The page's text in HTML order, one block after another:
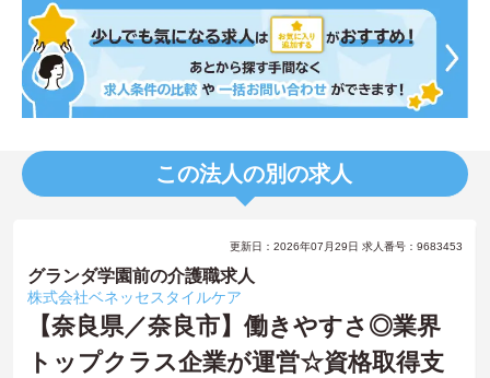
この法人の別の求人
更新日：2026年07月29日 求人番号：9683453
グランダ学園前の介護職求人
株式会社ベネッセスタイルケア
【奈良県／奈良市】働きやすさ◎業界
トップクラス企業が運営☆資格取得支